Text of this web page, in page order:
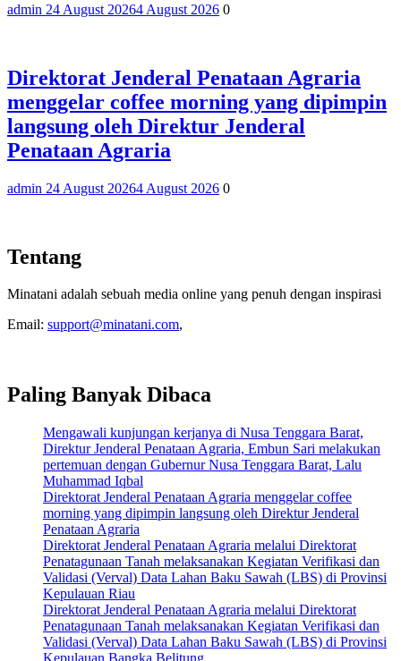
admin 24 August 20264 August 2026 0
Direktorat Jenderal Penataan Agraria
menggelar coffee morning yang dipimpin
langsung oleh Direktur Jenderal
Penataan Agraria
admin 24 August 20264 August 2026 0
Tentang
Minatani adalah sebuah media online yang penuh dengan inspirasi
Email: support@minatani.com,
Paling Banyak Dibaca
Mengawali kunjungan kerjanya di Nusa Tenggara Barat,
Direktur Jenderal Penataan Agraria, Embun Sari melakukan
pertemuan dengan Gubernur Nusa Tenggara Barat, Lalu
Muhammad Iqbal
Direktorat Jenderal Penataan Agraria menggelar coffee
morning yang dipimpin langsung oleh Direktur Jenderal
Penataan Agraria
Direktorat Jenderal Penataan Agraria melalui Direktorat
Penatagunaan Tanah melaksanakan Kegiatan Verifikasi dan
Validasi (Verval) Data Lahan Baku Sawah (LBS) di Provinsi
Kepulauan Riau
Direktorat Jenderal Penataan Agraria melalui Direktorat
Penatagunaan Tanah melaksanakan Kegiatan Verifikasi dan
Validasi (Verval) Data Lahan Baku Sawah (LBS) di Provinsi